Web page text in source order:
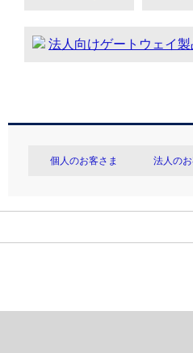
法人向けゲートウェイ製
個人のお客さま 法人のお